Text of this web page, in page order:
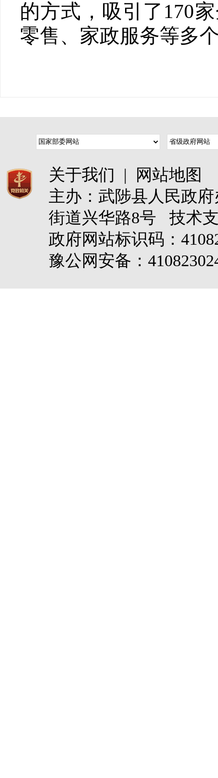
的方式， 吸引了 170
零售、家政服务等多
关于我们 |
网站地图
主办：武陟县人民政
街道兴华路8号 技术
政府网站标识码：
豫公网安备：